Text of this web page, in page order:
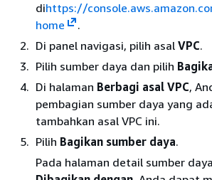
dihttps://
home
.
Di panel navigasi, pilih asal VPC.
Pilih sumber daya dan pilih
Di halaman Berbagi asal VPC,
pembagian sumber daya yang
tambahkan asal VPC ini.
Pilih Bagikan sumber daya.
Pada halaman detail sumber